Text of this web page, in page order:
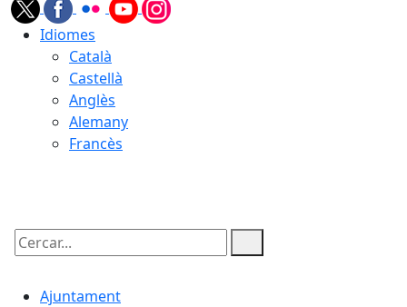
Idiomes
Català
Castellà
Anglès
Alemany
Francès
Cercar:
Ajuntament